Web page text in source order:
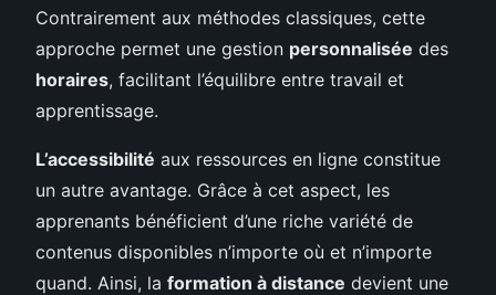
Contrairement aux méthodes classiques, cette
approche permet une gestion personnalisée des
horaires, facilitant l’équilibre entre travail et
apprentissage.
L’accessibilité aux ressources en ligne constitue
un autre avantage. Grâce à cet aspect, les
apprenants bénéficient d’une riche variété de
contenus disponibles n’importe où et n’importe
quand. Ainsi, la formation à distance devient une